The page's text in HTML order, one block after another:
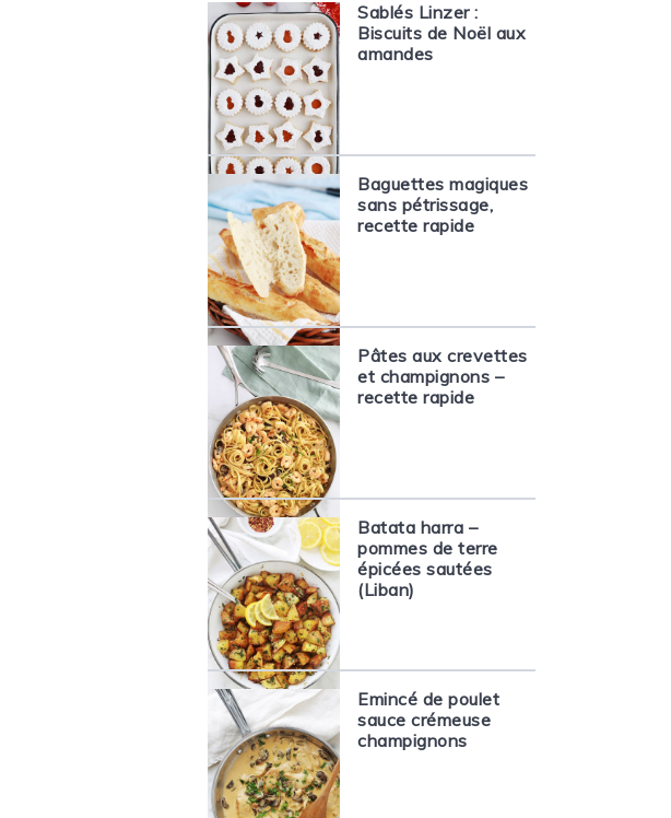
Sablés Linzer :
Biscuits de Noël aux
amandes
Baguettes magiques
sans pétrissage,
recette rapide
Pâtes aux crevettes
et champignons –
recette rapide
Batata harra –
pommes de terre
épicées sautées
(Liban)
Emincé de poulet
sauce crémeuse
champignons